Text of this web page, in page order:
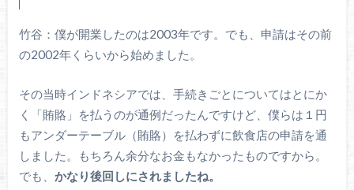
竹谷：僕が開業したのは2003年です。でも、申請はその前
の2002年くらいから始めました。
その当時インドネシアでは、手続きごとについてはとにか
く「賄賂」を払うのが通例だったんですけど、僕らは１円
もアンダーテーブル（賄賂）を払わずに飲食店の申請を通
しました。もちろん余分なお金もなかったものですから。
でも、 かなり後回しにされましたね。